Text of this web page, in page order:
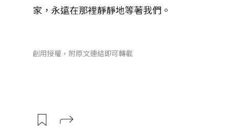
家，永遠在那裡靜靜地等著我們。
創用授權，附原文連結即可轉載